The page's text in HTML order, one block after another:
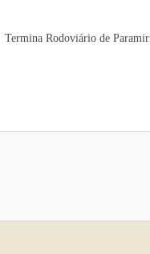
Termina Rodoviário de